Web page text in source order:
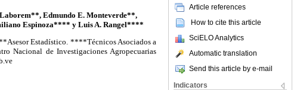
Article references
How to cite this article
SciELO Analytics
Automatic translation
Send this article by e-mail
Indicators
Edmundo E. Monteverde**,
Espinoza**** y Luis A. Rangel****
Estadístico. ****Técnicos Asociados a
Nacional de Investigaciones Agropecuarias